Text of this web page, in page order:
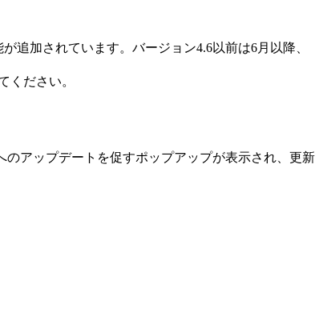
追加されています。バージョン4.6以前は6月以降、
ください。
アップデートを促すポップアップが表示され、更新